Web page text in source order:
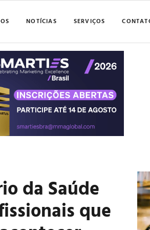
NOTÍCIAS SERVIÇOS
da Saúde
que